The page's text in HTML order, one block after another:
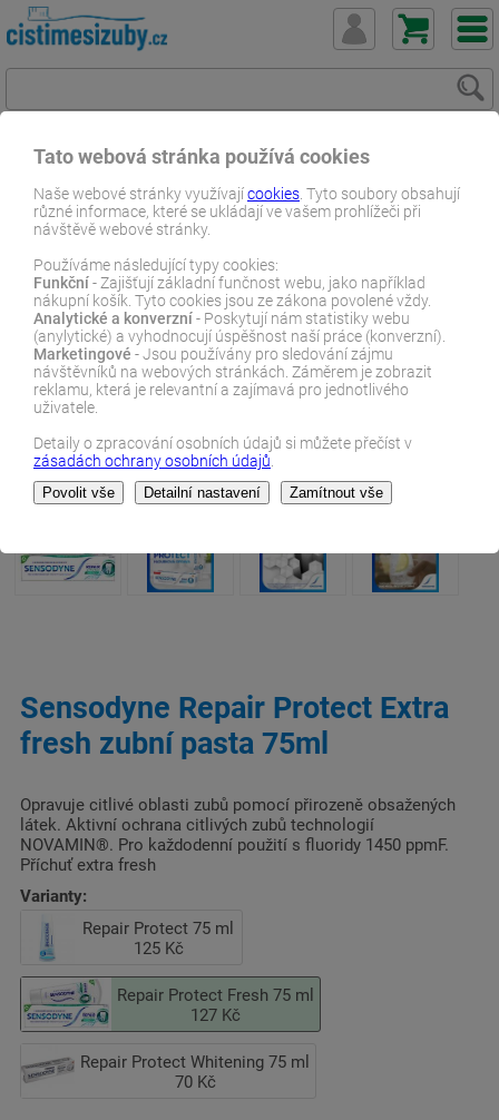
Tato webová stránka používá cookies
Naše webové stránky využívajícookies . Tyto soubory obsahují
různé informace, které se ukládají ve vašem prohlížeči při
návštěvě webové stránky.
Používáme následující typy cookies:
Funkční- Zajišťují základní funčnost webu, jako například
nákupní košík. Tyto cookies jsou ze zákona povolené vždy.
Analytické a konverzní- Poskytují nám statistiky webu
(anylytické) a vyhodnocují úspěšnost naší práce (konverzní).
Marketingové - Jsou používány pro sledování zájmu
návštěvníků na webových stránkách. Záměrem je zobrazit
reklamu, která je relevantní a zajímavá pro jednotlivého
uživatele.
Detaily o zpracování osobních údajů si můžete přečíst v
zásadách ochrany osobních údajů
ČistímeSiZuby.cz E-shop Dentální zboží
Zubní pasty
Sensodyne Repair Protect Extra fresh zubní pasta 75ml
E-SHOP
Sensodyne Repair Protect Extra
fresh zubní pasta 75ml
Opravuje citlivé oblasti zubů pomocí přirozeně obsažených
látek. Aktivní ochrana citlivých zubů technologií
NOVAMIN®. Pro každodenní použití s fluoridy 1450 ppmF.
Příchuť extra fresh
Varianty:
Repair Protect 75 ml
125 Kč
Repair Protect Fresh 75 ml
127 Kč
Repair Protect Whitening 75 ml
70 Kč